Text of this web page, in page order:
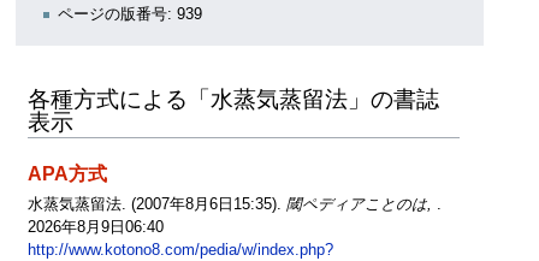
ページの版番号: 939
各種方式による「水蒸気蒸留法」の書誌
表示
APA方式
水蒸気蒸留法. (2007年8月6日15:35). 閾ペディアことのは, .
2026年8月9日06:40
http://www.kotono8.com/pedia/w/index.php?